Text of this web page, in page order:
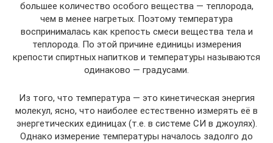
большее количество особого вещества — теплорода,
чем в менее нагретых. Поэтому температура
воспринималась как крепость смеси вещества тела и
теплорода. По этой причине единицы измерения
крепости спиртных напитков и температуры называются
одинаково — градусами.
Из того, что температура — это кинетическая энергия
молекул, ясно, что наиболее естественно измерять её в
энергетических единицах (т.е. в системе СИ в джоулях).
Однако измерение температуры началось задолго до